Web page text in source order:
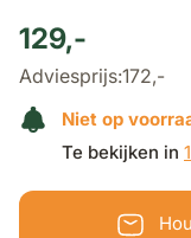
129,-
Adviesprijs:172,-
Niet op
Te bekijken in